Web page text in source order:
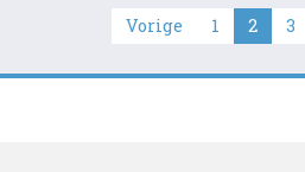
Berichten
paginering
Vorige 1 2 3